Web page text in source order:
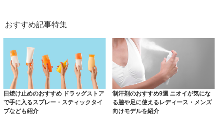
おすすめ記事特集
日焼け止めのおすすめ ドラッグストア
で手に入るスプレー・スティックタイ
プなども紹介
制汗剤のおすすめ9選 ニオイが気にな
る脇や足に使えるレディース・メンズ
向けモデルを紹介